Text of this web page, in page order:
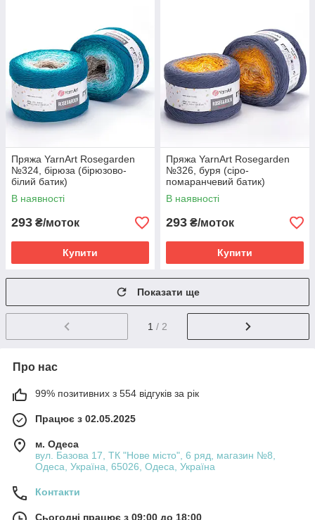
Пряжа YarnArt Rosegarden
№324, бірюза (бірюзово-
білий батик)
В наявності
293 ₴/моток
Купити
Пряжа YarnArt Rosegarden
№326, буря (сіро-
помаранчевий батик)
В наявності
293 ₴/моток
Купити
Показати ще
1 / 2
Про нас
99% позитивних з 554 відгуків за рік
Працює з 02.05.2025
м. Одеса
вул. Базова 17, ТК "Нове місто", 6 ряд, магазин №8,
Одеса, Україна, 65026, Одеса, Україна
Контакти
Сьогодні працює з 09:00 до 18:00